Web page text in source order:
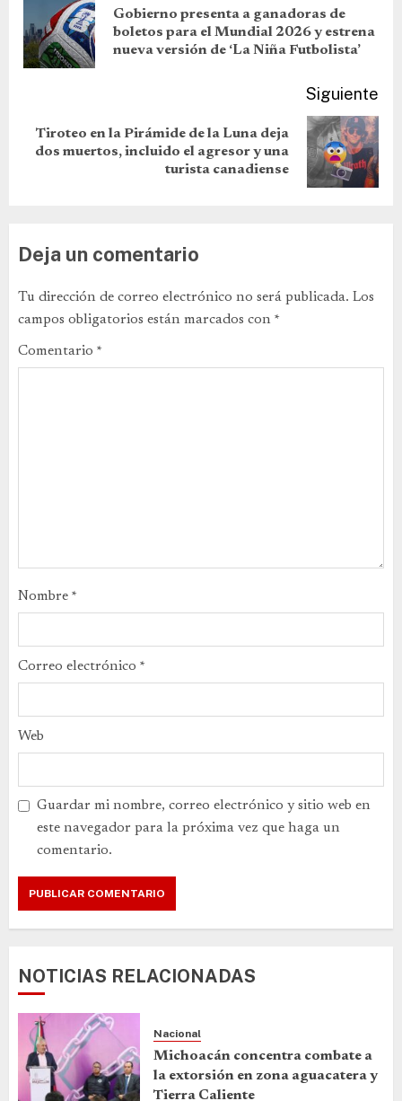
Gobierno presenta a ganadoras de
boletos para el Mundial 2026 y estrena
nueva versión de ‘La Niña Futbolista’
Siguiente
Tiroteo en la Pirámide de la Luna deja
dos muertos, incluido el agresor y una
turista canadiense
Deja un comentario
Tu dirección de correo electrónico no será publicada. Los
campos obligatorios están marcados con *
Comentario *
Nombre *
Correo electrónico *
Web
Guardar mi nombre, correo electrónico y sitio web en
este navegador para la próxima vez que haga un
comentario.
NOTICIAS RELACIONADAS
Nacional
Michoacán concentra combate a
la extorsión en zona aguacatera y
Tierra Caliente